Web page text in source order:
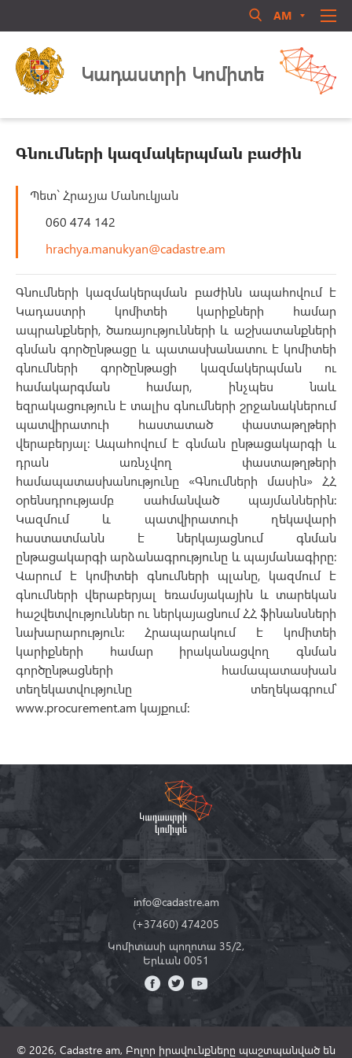
AM
Կադաստրի Կոմիտե
ՏԵՂԵԿԱՏՈՒ
ԳՐԱԴԱՐԱՆ
ԳՈՐԾՈՒՆԵՈՒԹՅՈՒՆ
ԱՆՁՆԱԿԱԶՄԻ ԿԱՌԱՎԱՐՈՒՄ
ՀԱՍԱՐԱԿԱԿԱՆ ԽՈՐՀՈՒՐԴ
ԿԱՊ ՄԵԶ ՀԵՏ
Գնումների կազմակերպման բաժին
Պետ` Հրաչյա Մանուկյան
060 474 142
hrachya.manukyan@cadastre.am
Գնումների կազմակերպման բաժինն ապահովում է
Կադաստրի կոմիտեի կարիքների համար
ապրանքների, ծառայությունների և աշխատանքների
գնման գործընթացը և պատասխանատու է կոմիտեի
գնումների գործընթացի կազմակերպման ու
համակարգման համար, ինչպես նաև
եզրակացություն է տալիս գնումների շրջանակներում
պատվիրատուի հաստատած փաստաթղթերի
վերաբերյալ։ Ապահովում է գնման ընթացակարգի և
դրան առնչվող փաստաթղթերի
համապատասխանությունը «Գնումների մասին» ՀՀ
օրենսդրությամբ սահմանված պայմաններին։
Կազմում և պատվիրատուի ղեկավարի
հաստատմանն է ներկայացնում գնման
ընթացակարգի արձանագրությունը և պայմանագիրը։
Վարում է կոմիտեի գնումների պլանը, կազմում է
գնումների վերաբերյալ եռամսյակային և տարեկան
հաշվետվություններ ու ներկայացնում ՀՀ ֆինանսների
նախարարություն։ Հրապարակում է կոմիտեի
կարիքների համար իրականացվող գնման
գործընթացների համապատասխան
տեղեկատվությունը տեղեկագրում՝
www.procurement.am կայքում:
info@cadastre.am
(+37460) 474205
Կոմիտասի պողոտա 35/2,
Երևան 0051
© 2026, Cadastre am, Բոլոր իրավունքները պաշտպանված են
Մուտք համակարգ
Մոռացե՞լ եք ծածկագիրը